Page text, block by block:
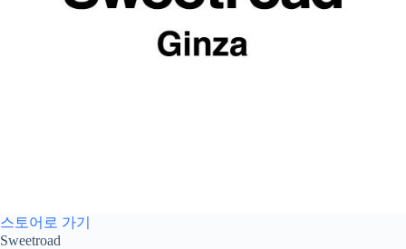
스토어로 가기
Sweetroad